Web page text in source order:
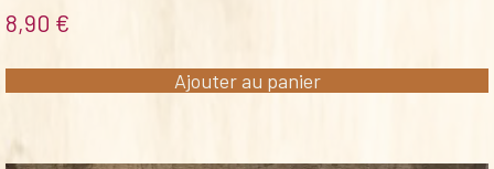
8,90 €
Ajouter au panier